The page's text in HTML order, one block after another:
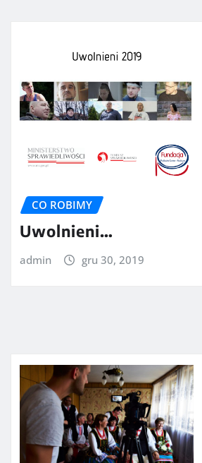
CO ROBIMY
Uwolnieni…
admin gru 30, 2019